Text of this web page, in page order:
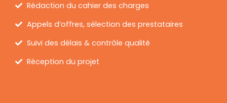
Rédaction du cahier des charges
Appels d’offres, sélection des prestataires
Suivi des délais & contrôle qualité
Réception du projet